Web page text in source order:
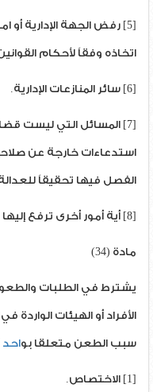
[5] رفض الجهة الإدارية أو
اتخاذه وفقاً لأحكام
[6] سائر المنازعات الإدارية.
[7] المسائل التي ليست
استدعاءات خارجة عن
الفصل فيها تحقيقاً
[8] أية أمور أخرى ترفع إليها بموجب أحكام القانون.
مادة (34)
يشترط في الطلبات
سبب الطعن متعلقا بواحد
[1] الاختصاص.